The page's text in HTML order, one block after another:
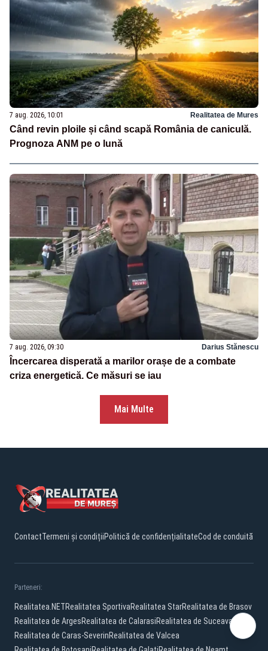
7 aug. 2026, 10:01 Realitatea de Mures
Când revin ploile și când scapă România de caniculă.
Prognoza ANM pe o lună
7 aug. 2026, 09:30 Darius Stănescu
Încercarea disperată a marilor orașe de a combate
criza energetică. Ce măsuri se iau
Mai Multe
ContactTermeni și condițiiPolitică de confidențialitateCod de conduită
Parteneri:
Realitatea.NETRealitatea SportivaRealitatea StarRealitatea de Brasov
Realitatea de ArgesRealitatea de CalarasiRealitatea de Suceava
Realitatea de Caras-SeverinRealitatea de Valcea